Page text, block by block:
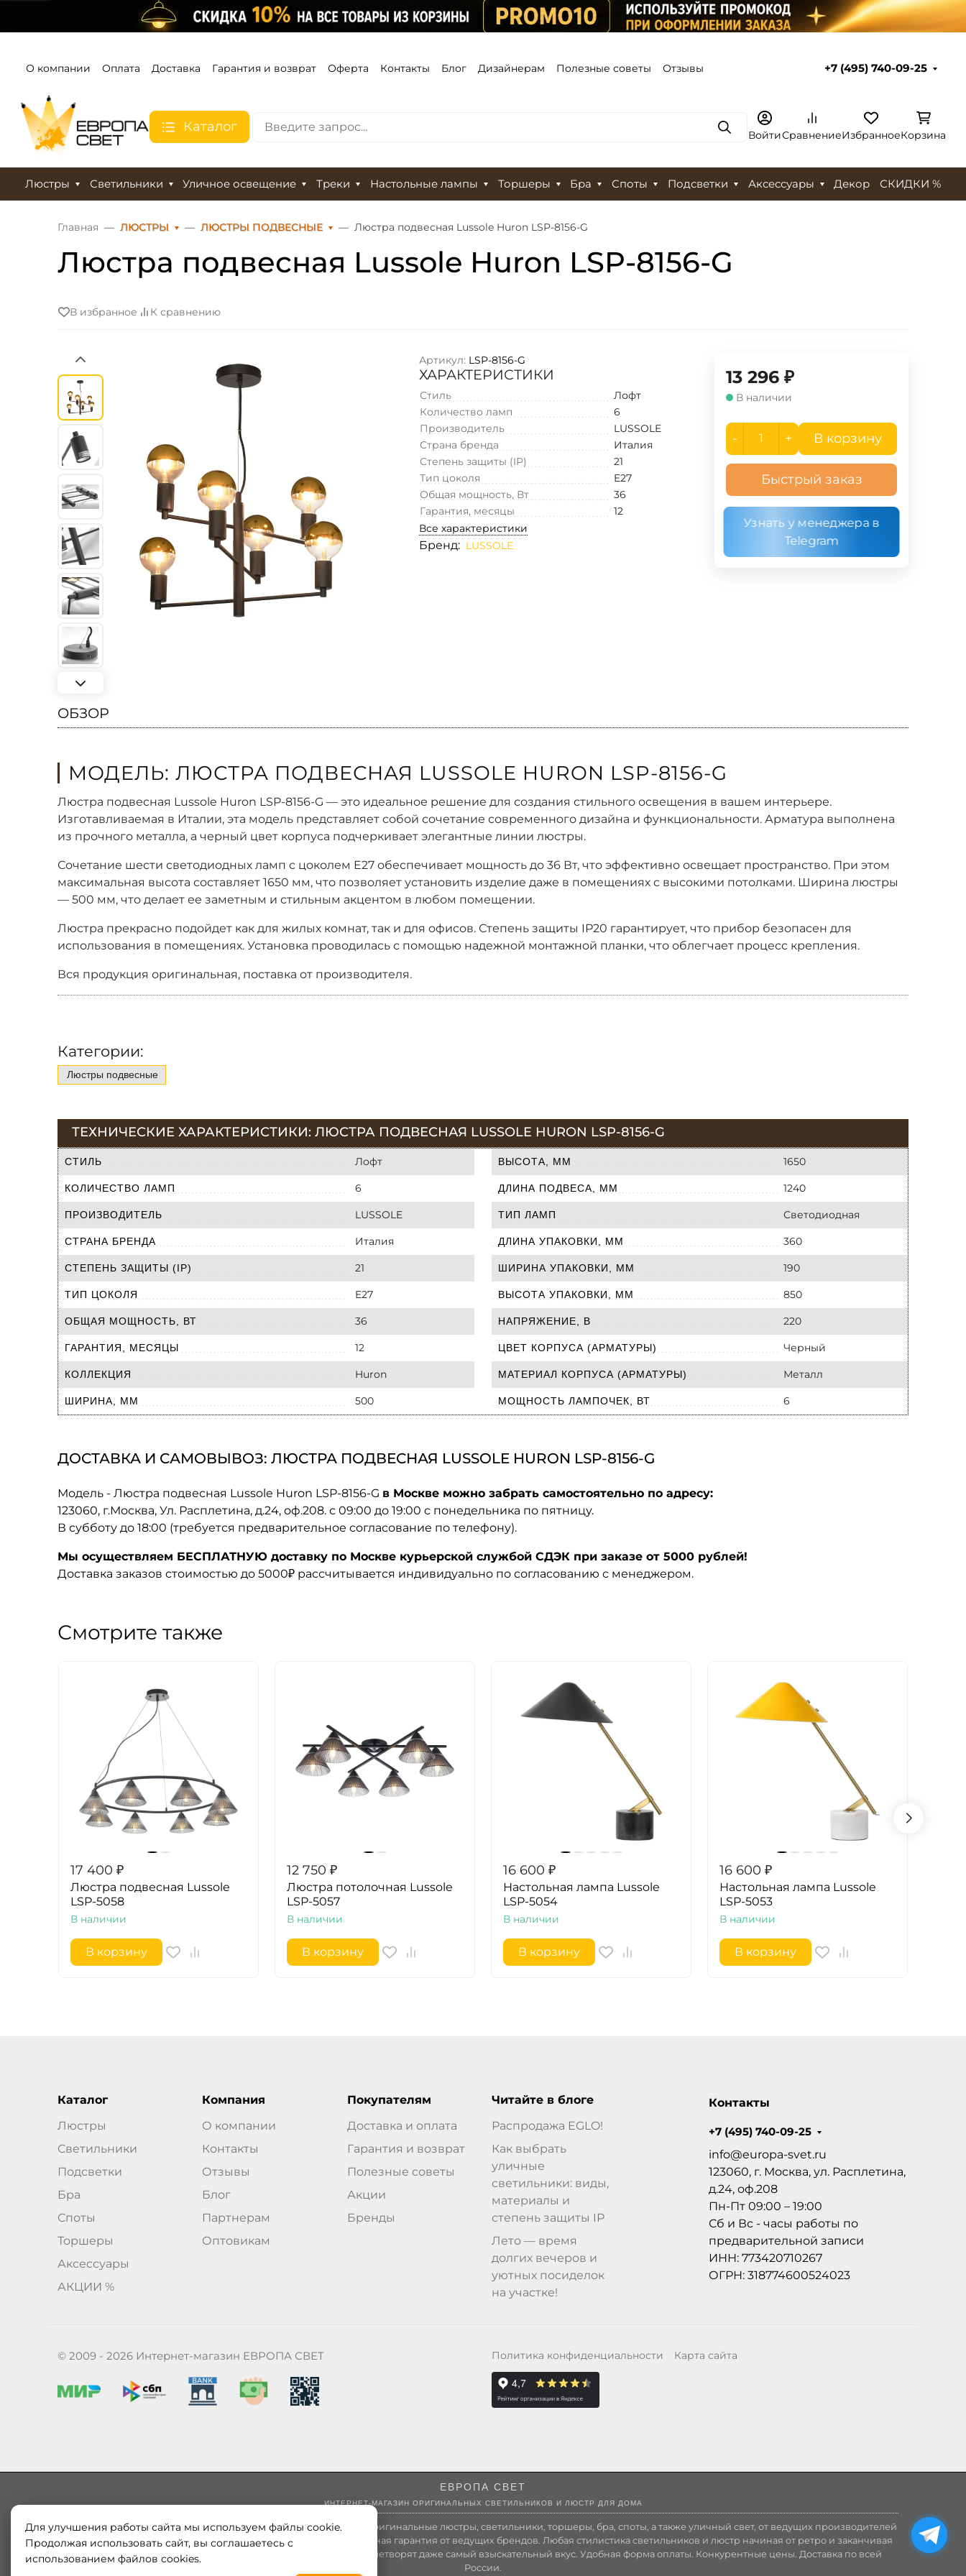
О компании Оплата Доставка Гарантия и возврат Оферта Контакты Блог Дизайнерам Полезные советы Отзывы +7 (495) 740-09-25
Каталог ПоискВойтиСравнениеИзбранноеКорзина
Люстры Светильники Уличное освещение Треки Настольные лампы Торшеры Бра Споты Подсветки Аксессуары Декор СКИДКИ %
Главная ЛЮСТРЫ ЛЮСТРЫ ПОДВЕСНЫЕ Люстра подвесная Lussole Huron LSP-8156-G
Люстра подвесная Lussole Huron LSP-8156-G
В избранное К сравнению
Артикул: LSP-8156-G
ХАРАКТЕРИСТИКИ
Стиль
Лофт
Количество ламп
6
Производитель
LUSSOLE
Страна бренда
Италия
Степень защиты (IP)
21
Тип цоколя
E27
Общая мощность, Вт
36
Гарантия, месяцы
12
Все характеристики
Бренд: LUSSOLE
13 296 ₽
В наличии
- + В корзину
Быстрый заказ
Узнать у менеджера в
Telegram
ОБЗОР
МОДЕЛЬ: ЛЮСТРА ПОДВЕСНАЯ LUSSOLE HURON LSP-8156-G
Люстра подвесная Lussole Huron LSP-8156-G — это идеальное решение для создания стильного освещения в вашем интерьере.
Изготавливаемая в Италии, эта модель представляет собой сочетание современного дизайна и функциональности. Арматура выполнена
из прочного металла, а черный цвет корпуса подчеркивает элегантные линии люстры.
Сочетание шести светодиодных ламп с цоколем E27 обеспечивает мощность до 36 Вт, что эффективно освещает пространство. При этом
максимальная высота составляет 1650 мм, что позволяет установить изделие даже в помещениях с высокими потолками. Ширина люстры
— 500 мм, что делает ее заметным и стильным акцентом в любом помещении.
Люстра прекрасно подойдет как для жилых комнат, так и для офисов. Степень защиты IP20 гарантирует, что прибор безопасен для
использования в помещениях. Установка проводилась с помощью надежной монтажной планки, что облегчает процесс крепления.
Вся продукция оригинальная, поставка от производителя.
Категории:
Люстры подвесные
ТЕХНИЧЕСКИЕ ХАРАКТЕРИСТИКИ: ЛЮСТРА ПОДВЕСНАЯ LUSSOLE HURON LSP-8156-G
СТИЛЬ Лофт
КОЛИЧЕСТВО ЛАМП 6
ПРОИЗВОДИТЕЛЬ LUSSOLE
СТРАНА БРЕНДА Италия
СТЕПЕНЬ ЗАЩИТЫ (IP) 21
ТИП ЦОКОЛЯ E27
ОБЩАЯ МОЩНОСТЬ, ВТ 36
ГАРАНТИЯ, МЕСЯЦЫ 12
КОЛЛЕКЦИЯ Huron
ШИРИНА, ММ 500
ВЫСОТА, ММ 1650
ДЛИНА ПОДВЕСА, ММ 1240
ТИП ЛАМП Светодиодная
ДЛИНА УПАКОВКИ, ММ 360
ШИРИНА УПАКОВКИ, ММ 190
ВЫСОТА УПАКОВКИ, ММ 850
НАПРЯЖЕНИЕ, В 220
ЦВЕТ КОРПУСА (АРМАТУРЫ) Черный
МАТЕРИАЛ КОРПУСА (АРМАТУРЫ) Металл
МОЩНОСТЬ ЛАМПОЧЕК, ВТ 6
ДОСТАВКА И САМОВЫВОЗ: ЛЮСТРА ПОДВЕСНАЯ LUSSOLE HURON LSP-8156-G
Модель - Люстра подвесная Lussole Huron LSP-8156-G в Москве можно забрать самостоятельно по адресу:
123060, г.Москва, Ул. Расплетина, д.24, оф.208. с 09:00 до 19:00 с понедельника по пятницу.
В субботу до 18:00 (требуется предварительное согласование по телефону).
Мы осуществляем БЕСПЛАТНУЮ доставку по Москве курьерской службой СДЭК при заказе от 5000 рублей!
Доставка заказов стоимостью до 5000₽ рассчитывается индивидуально по согласованию с менеджером.
Смотрите также
17 400 ₽
Люстра подвесная Lussole
LSP-5058
В наличии
В корзину
12 750 ₽
Люстра потолочная Lussole
LSP-5057
В наличии
В корзину
16 600 ₽
Настольная лампа Lussole
LSP-5054
В наличии
В корзину
16 600 ₽
Настольная лампа Lussole
LSP-5053
В наличии
В корзину
Каталог
Люстры
Светильники
Подсветки
Бра
Споты
Торшеры
Аксессуары
АКЦИИ %
Компания
О компании
Контакты
Отзывы
Блог
Партнерам
Оптовикам
Покупателям
Доставка и оплата
Гарантия и возврат
Полезные советы
Акции
Бренды
Читайте в блоге
Распродажа EGLO!
Как выбрать
уличные
светильники: виды,
материалы и
степень защиты IP
Лето — время
долгих вечеров и
уютных посиделок
на участке!
Контакты
+7 (495) 740-09-25
info@europa-svet.ru
123060, г. Москва, ул. Расплетина,
д.24, оф.208
Пн-Пт 09:00 – 19:00
Сб и Вс - часы работы по
предварительной записи
ИНН: 773420710267
ОГРН: 318774600524023
© 2009 - 2026 Интернет-магазин ЕВРОПА СВЕТ Политика конфиденциальности Карта сайта
ЕВРОПА СВЕТ
ИНТЕРНЕТ-МАГАЗИН ОРИГИНАЛЬНЫХ СВЕТИЛЬНИКОВ И ЛЮСТР ДЛЯ ДОМА
Наш магазин «ЕВРОПА СВЕТ» поставляет и продает в России оригинальные люстры, светильники, торшеры, бра, споты, а также уличный свет, от ведущих производителей
Европы и России. Только оригинальная продукция. Полноценная гарантия от ведущих брендов. Любая стилистика светильников и люстр начиная от ретро и заканчивая
модерн от интернет-магазина europa-svet.ru позволит удовлетворят даже самый взыскательный вкус. Удобная форма оплаты. Конкурентные цены. Доставка по всей
России.
Для улучшения работы сайта мы используем файлы cookie.
Продолжая использовать сайт, вы соглашаетесь с
использованием файлов cookies.